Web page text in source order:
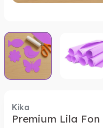
Kika
Premium Lila